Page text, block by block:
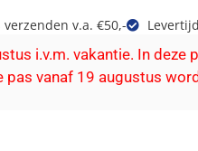
verzenden v.a. €50,-
i.v.m. vakantie. In
vanaf 19 augustus